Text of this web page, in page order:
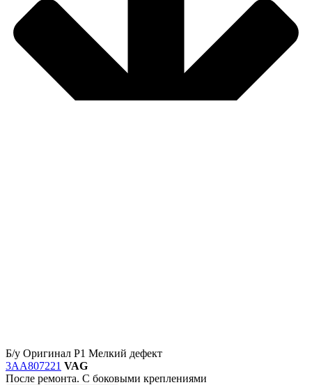
Б/у Оригинал Р1 Мелкий дефект
3AA807221 VAG
После ремонта. С боковыми креплениями